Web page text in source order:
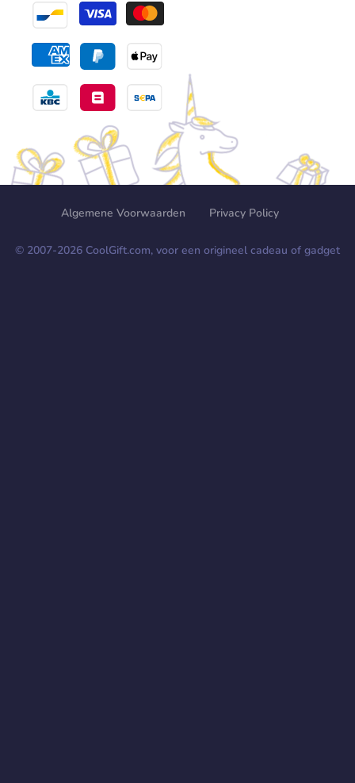
Algemene Voorwaarden Privacy Policy
© 2007-2026 CoolGift.com, voor een origineel cadeau of gadget